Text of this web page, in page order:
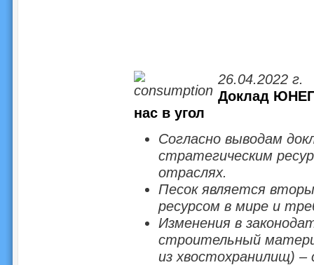
26.04.2022 г.
Доклад
нас в угол
Согласно выводам
стратегическим
отраслях.
Песок является
ресурсом в мире и
Изменения в
строительный
из хвостохранилищ)